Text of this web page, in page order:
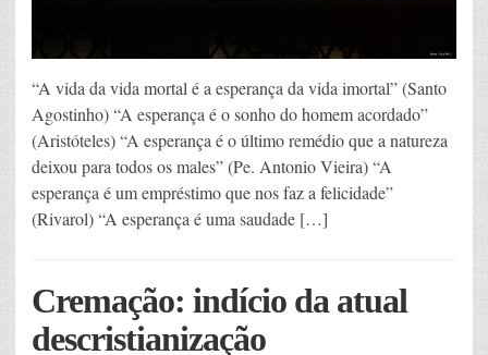
“A vida da vida mortal é a esperança da vida imortal” (Santo
Agostinho) “A esperança é o sonho do homem acordado”
(Aristóteles) “A esperança é o último remédio que a natureza
deixou para todos os males” (Pe. Antonio Vieira) “A
esperança é um empréstimo que nos faz a felicidade”
(Rivarol) “A esperança é uma saudade […]
Cremação: indício da atual
descristianização